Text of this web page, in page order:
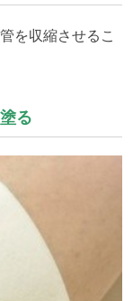
を収縮させるこ
る